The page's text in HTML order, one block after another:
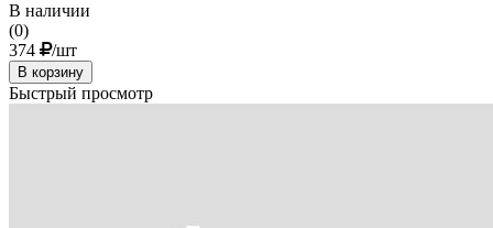
В наличии
(0)
374
/шт
В корзину
Быстрый просмотр